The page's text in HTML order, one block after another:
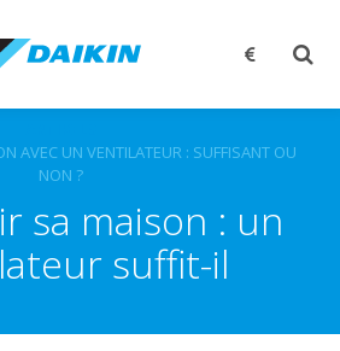
AVEC UN VENTILATEUR : SUFFISANT OU
NON ?
sa maison : un
suffit-il